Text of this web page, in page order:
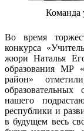
Во время
конкурса
жюри Наталья
образования МР
район»
нашего
республики и
в будущем весь